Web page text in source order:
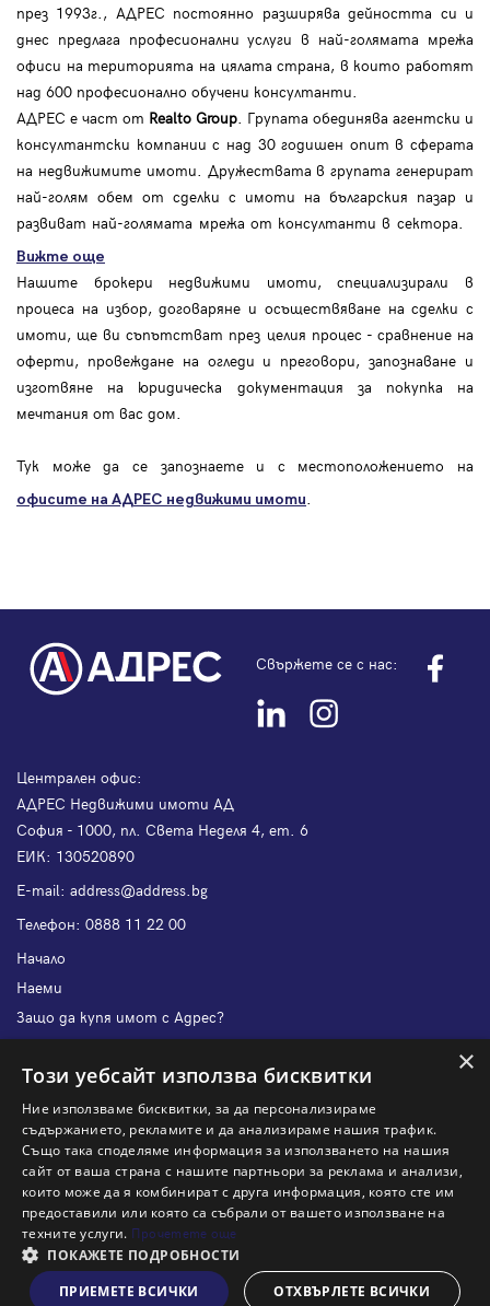
Виж на картата
през 1993г., АДРЕС постоянно разширява дейността си и
днес предлага професионални услуги в най-голямата мрежа
офиси на територията на цялата страна, в които работят
над 600 професионално обучени консултанти.
АДРЕС е част от Realto Group. Групата обединява агентски и
консултантски компании с над 30 годишен опит в сферата
на недвижимите имоти. Дружествата в групата генерират
най-голям обем от сделки с имоти на българския пазар и
развиват най-голямата мрежа от консултанти в сектора.
Вижте още
Нашите брокери недвижими имоти, специализирали в
процеса на избор, договаряне и осъществяване на сделки с
имоти, ще ви съпътстват през целия процес - сравнение на
оферти, провеждане на огледи и преговори, запознаване и
изготвяне на юридическа документация за покупка на
мечтания от вас дом.
Тук може да се запознаете и с местоположението на
офисите на АДРЕС недвижими имоти.
Свържете се с нас:
Централен офис:
АДРЕС Недвижими имоти АД
София - 1000, пл. Света Неделя 4, ет. 6
ЕИК: 130520890
Е-mail: address@address.bg
Телефон: 0888 11 22 00
Начало
Наеми
Защо да купя имот с Адрес?
Защо да наема имот с Адрес?
Ново строителство София
Ново строителство Варна
Ново строителство Пловдив
Ново строителство Бургас
Защо да продам имот с Адрес?
Защо да отдам имот с Адрес?
Наши офиси
Кариери
×
Този уебсайт използва бисквитки
Ние използваме бисквитки, за да персонализираме
съдържанието, рекламите и да анализираме нашия трафик.
Също така споделяме информация за използването на нашия
сайт от ваша страна с нашите партньори за реклама и анализи,
които може да я комбинират с друга информация, която сте им
предоставили или която са събрали от вашето използване на
техните услуги. Прочетете още
ПОКАЖЕТЕ ПОДРОБНОСТИ
ПРИЕМЕТЕ ВСИЧКИ
ОТХВЪРЛЕТЕ ВСИЧКИ